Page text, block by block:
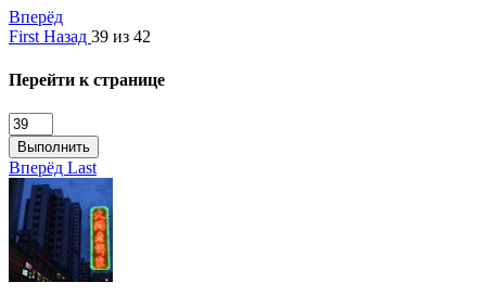
Вперёд
First Назад 39 из 42
Перейти к странице
Выполнить
Вперёд Last